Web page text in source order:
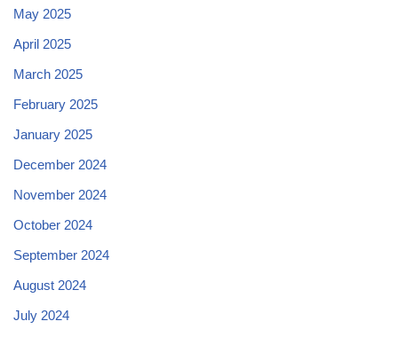
May 2025
April 2025
March 2025
February 2025
January 2025
December 2024
November 2024
October 2024
September 2024
August 2024
July 2024